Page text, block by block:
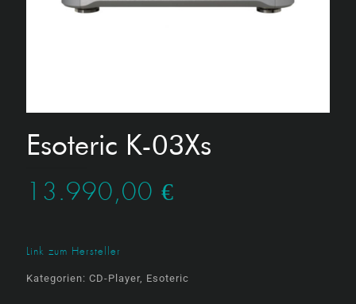
Esoteric K-03Xs
13.990,00 €
Link zum Hersteller
Kategorien: CD-Player, Esoteric